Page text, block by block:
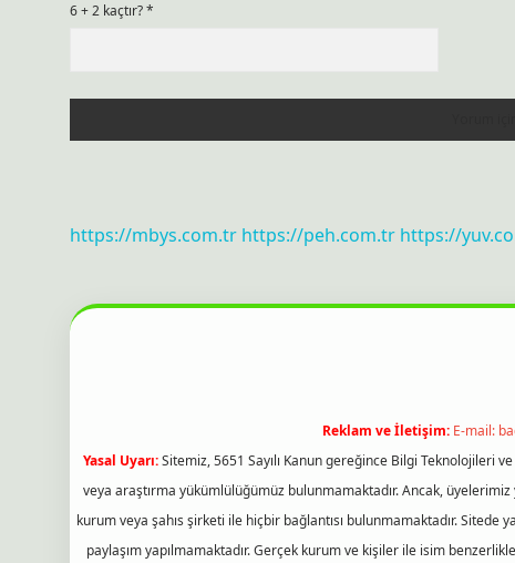
6 + 2 kaçtır?*
https://mbys.com.tr https://peh.com.tr https://
Reklam ve İletişim: E-mail:
Yasal Uyarı:Sitemiz, 5651 Sayılı Kanun gereğince Bilgi Teknolojileri
veya araştırma yükümlülüğümüz bulunmamaktadır. Ancak,
kurum veya şahıs şirketi ile hiçbir bağlantısı bulunmamaktadır. Sitede
paylaşım yapılmamaktadır. Gerçek kurum ve kişiler ile isim